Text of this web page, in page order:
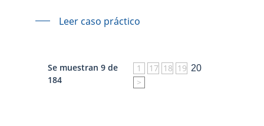
Leer caso práctico
Se muestran 9 de
184
1 17 18 19 20
>